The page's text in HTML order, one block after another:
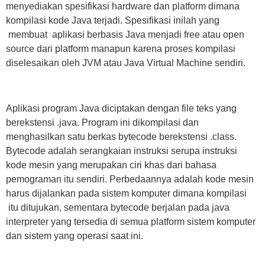
menyediakan spesifikasi hardware dan platform dimana
kompilasi kode Java terjadi. Spesifikasi inilah yang
membuat aplikasi berbasis Java menjadi free atau open
source dari platform manapun karena proses kompilasi
diselesaikan oleh JVM atau Java Virtual Machine sendiri.
Aplikasi program Java diciptakan dengan file teks yang
berekstensi .java. Program ini dikompilasi dan
menghasilkan satu berkas bytecode berekstensi .class.
Bytecode adalah serangkaian instruksi serupa instruksi
kode mesin yang merupakan ciri khas dari bahasa
pemograman itu sendiri. Perbedaannya adalah kode mesin
harus dijalankan pada sistem komputer dimana kompilasi
itu ditujukan, sementara bytecode berjalan pada java
interpreter yang tersedia di semua platform sistem komputer
dan sistem yang operasi saat ini.